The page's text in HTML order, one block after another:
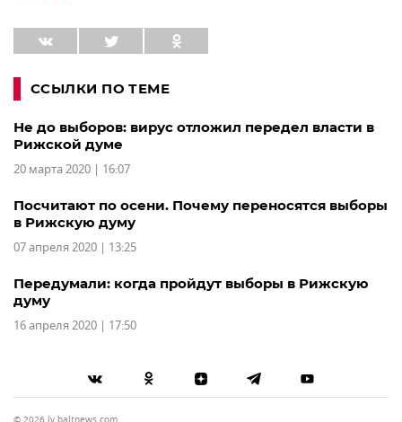
ССЫЛКИ ПО ТЕМЕ
Не до выборов: вирус отложил передел власти в
Рижской думе
20 марта 2020 | 16:07
Посчитают по осени. Почему переносятся выборы
в Рижскую думу
07 апреля 2020 | 13:25
Передумали: когда пройдут выборы в Рижскую
думу
16 апреля 2020 | 17:50